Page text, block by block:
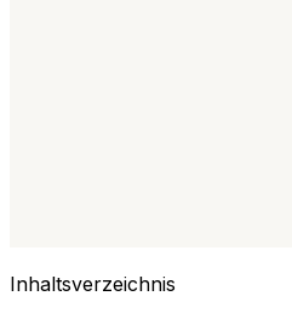
Inhaltsverzeichnis